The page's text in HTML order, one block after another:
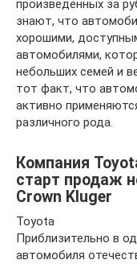
произведенных за
знают, что
хорошими,
автомобилями,
небольших семей и
тот факт, что
активно
различного рода.
Компания
старт продаж
Crown Kluger
Toyota
Приблизительно в
автомобиля